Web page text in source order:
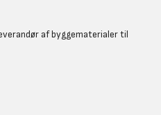
af byggematerialer til